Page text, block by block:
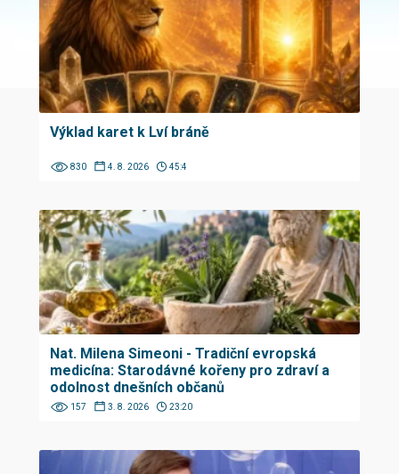
Výklad karet k Lví bráně
830 4. 8. 2026 45:4
Nat. Milena Simeoni - Tradiční evropská
medicína: Starodávné kořeny pro zdraví a
odolnost dnešních občanů
157 3. 8. 2026 23:20